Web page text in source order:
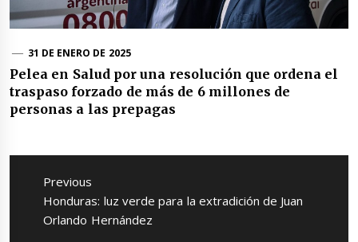
31 DE ENERO DE 2025
Pelea en Salud por una resolución que ordena el
traspaso forzado de más de 6 millones de
personas a las prepagas
Navegación
entradas
Previous
Previous
post:
Honduras: luz verde para la extradición de Juan
Orlando Hernández